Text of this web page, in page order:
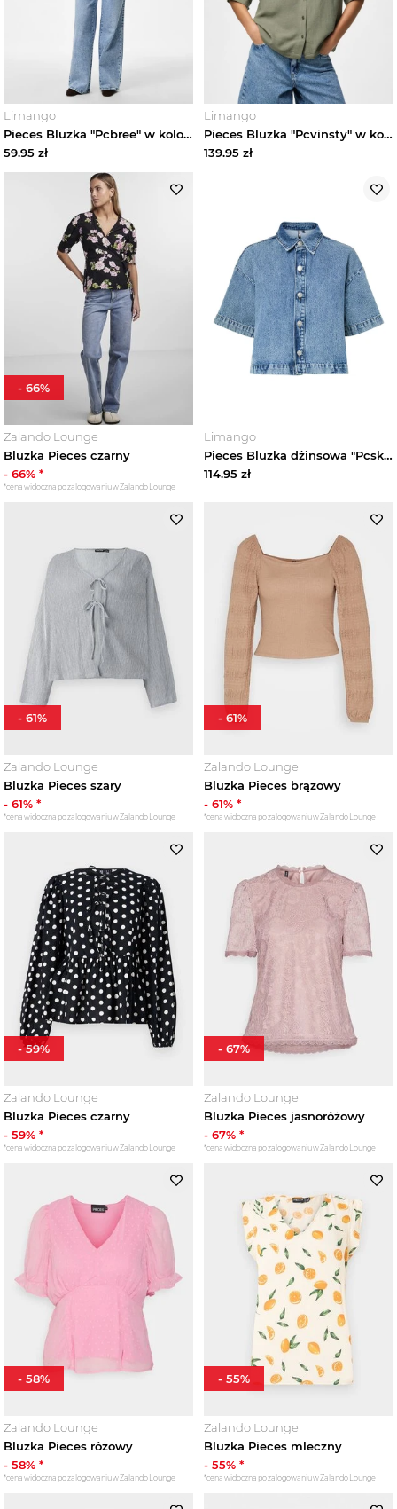
Limango
Pieces Bluzka "Pcbree" w kolorze beżowym rozmiar: XS
59.95 zł
Limango
Pieces Bluzka "Pcvinsty" w kolorze khaki rozmiar: XL
139.95 zł
Zalando Lounge
Bluzka Pieces czarny
- 66% *
*cena widoczna po zalogowaniu w Zalando Lounge
- 66%
Limango
Pieces Bluzka dżinsowa "Pcsky" w kolorze niebieskim rozmiar: S
114.95 zł
Zalando Lounge
Bluzka Pieces szary
- 61% *
*cena widoczna po zalogowaniu w Zalando Lounge
- 61%
Zalando Lounge
Bluzka Pieces brązowy
- 61% *
*cena widoczna po zalogowaniu w Zalando Lounge
- 61%
Zalando Lounge
Bluzka Pieces czarny
- 59% *
*cena widoczna po zalogowaniu w Zalando Lounge
-59%
Zalando Lounge
Bluzka Pieces jasnoróżowy
- 67% *
*cena widoczna po zalogowaniu w Zalando Lounge
- 67%
Zalando Lounge
Bluzka Pieces różowy
- 58% *
*cena widoczna po zalogowaniu w Zalando Lounge
- 58%
Zalando Lounge
Bluzka Pieces mleczny
- 55% *
*cena widoczna po zalogowaniu w Zalando Lounge
- 55%